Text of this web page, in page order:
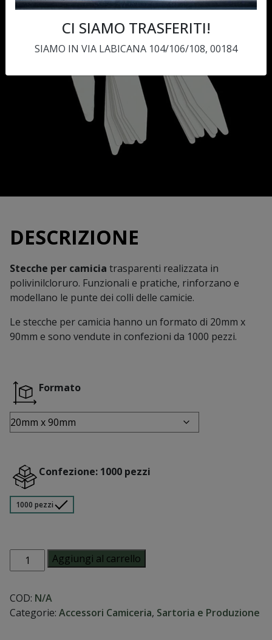
DESCRIZIONE
Stecche per camicia trasparenti realizzata in
polivinilcloruro. Funzionali e pratiche, rinforzano e
modellano le punte dei colli delle camicie.
Le stecche per camicia hanno un formato di 20mm x
90mm e sono vendute in confezioni da 1000 pezzi.
Formato
Confezione: 1000 pezzi
1000 pezzi
Stecche
quantità
Aggiungi al carrello
COD: N/A
Categorie: Accessori Camiceria, Sartoria e Produzione
CI SIAMO TRASFERITI!
SIAMO IN VIA LABICANA 104/106/108, 00184